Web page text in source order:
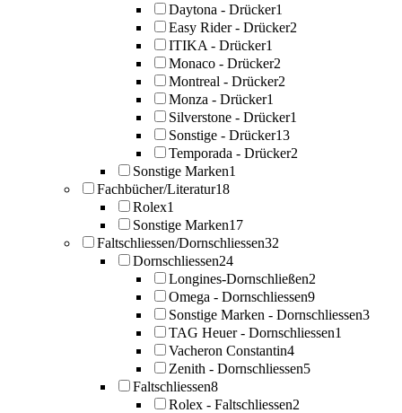
Daytona - Drücker1
Easy Rider - Drücker2
ITIKA - Drücker1
Monaco - Drücker2
Montreal - Drücker2
Monza - Drücker1
Silverstone - Drücker1
Sonstige - Drücker13
Temporada - Drücker2
Sonstige Marken1
Fachbücher/Literatur18
Rolex1
Sonstige Marken17
Faltschliessen/Dornschliessen32
Dornschliessen24
Longines-Dornschließen2
Omega - Dornschliessen9
Sonstige Marken - Dornschliessen3
TAG Heuer - Dornschliessen1
Vacheron Constantin4
Zenith - Dornschliessen5
Faltschliessen8
Rolex - Faltschliessen2